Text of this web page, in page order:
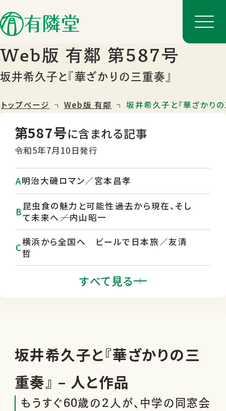
店舗一覧
店舗のご案内
Web版 有鄰 第587号
坂井希久子と『華ざかりの三重奏』
トップページ Web版 有鄰 坂井希久子と『華ざかり
第587号に含まれる記事
令和5年7月10日発行
明治大磯ロマン／宮本昌孝
昆虫食の魅力と可能性――過去から現在、そし
て未来へ――／内山昭一
横浜から全国へ ビールで日本旅／友清
哲
坂井希久子と『華ざかりの三重奏』
すべて見る
坂井希久子と『華ざかりの三
重奏』 – 人と作品
もうすぐ60歳の２人が、中学の同窓会